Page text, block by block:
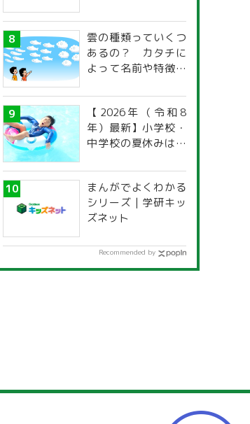
雲の種類っていくつ
あるの？ カタチに
よって名前や特徴が
【2026年（令和8
年）最新】小学校・
中学校の夏休みはい
道府県別「夏季休暇
一覧」
まんがでよくわかる
シリーズ | 学研キッ
ズネット
Recommended by